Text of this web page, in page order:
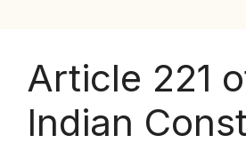
Article 221
Indian